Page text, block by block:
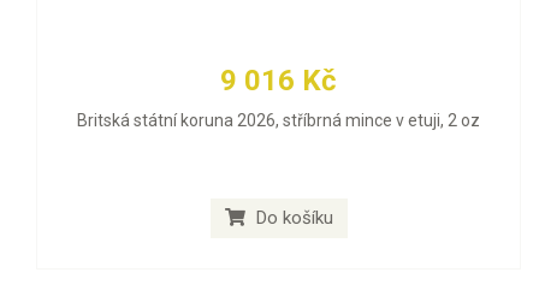
9 016 Kč
Britská státní koruna 2026, stříbrná mince v etuji, 2 oz
Do košíku